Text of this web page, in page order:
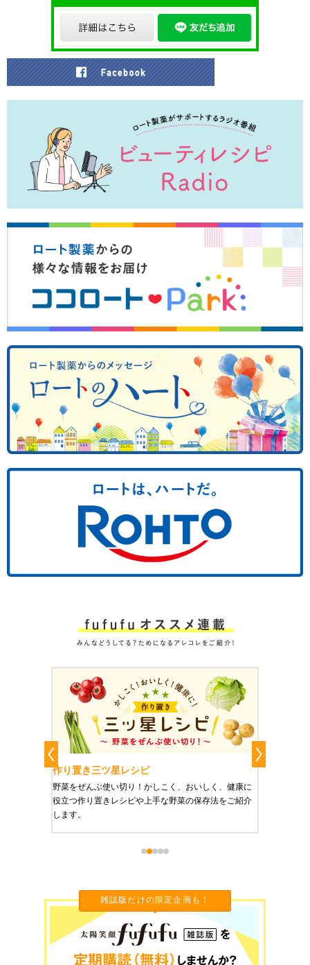
作り置き三ツ星レシピ
野菜をぜんぶ使い切り！かしこく、おいしく、健康に
役立つ作り置きレシピや上手な野菜の保存法をご紹介
します。
雑誌版だけの限定企画も！